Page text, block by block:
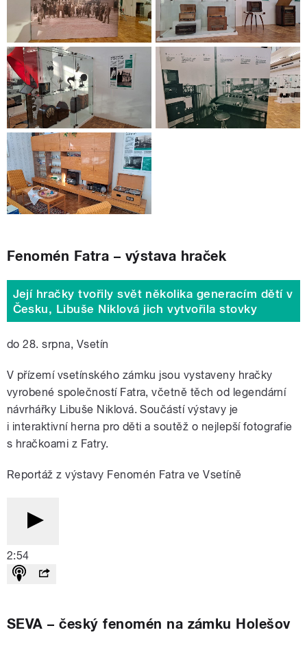
Fenomén Fatra – výstava hraček
Její hračky tvořily svět několika generacím dětí v
Česku, Libuše Niklová jich vytvořila stovky
do 28. srpna, Vsetín
V přízemí vsetínského zámku jsou vystaveny hračky
vyrobené společností Fatra, včetně těch od legendární
návrhářky Libuše Niklová. Součástí výstavy je
i interaktivní herna pro děti a soutěž o nejlepší fotografie
s hračkoami z Fatry.
Reportáž z výstavy Fenomén Fatra ve Vsetíně
2:54
SEVA – český fenomén na zámku Holešov